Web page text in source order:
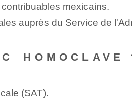
mexicains.
auprès du Service de
⁤HOMOCLAVE
(SAT).